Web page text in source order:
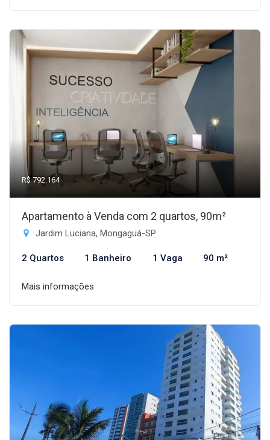
R$ 792.164
Apartamento à Venda com 2 quartos, 90m²
Jardim Luciana, Mongaguá-SP
2 Quartos 1 Banheiro 1 Vaga 90 m²
Mais informações